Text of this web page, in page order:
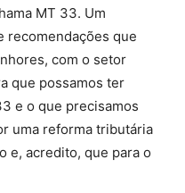
MT 33. Um
recomendações que
com o setor
que possamos ter
e o que precisamos
uma reforma tributária
e, acredito, que para o